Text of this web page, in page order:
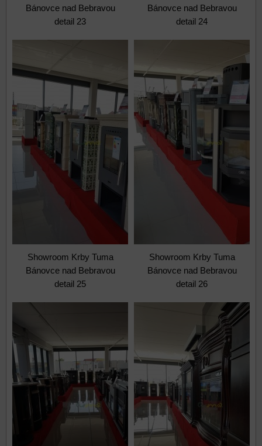
Bánovce nad Bebravou
detail 23
Bánovce nad Bebravou
detail 24
Showroom Krby Tuma
Bánovce nad Bebravou
detail 25
Showroom Krby Tuma
Bánovce nad Bebravou
detail 26